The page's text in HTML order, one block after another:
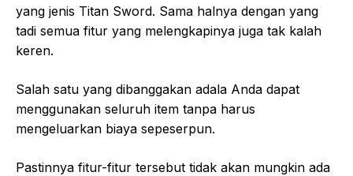
yang jenis Titan Sword. Sama halnya dengan yang
tadi semua fitur yang melengkapinya juga tak kalah
keren.
Salah satu yang dibanggakan adala Anda dapat
menggunakan seluruh item tanpa harus
mengeluarkan biaya sepeserpun.
Pastinnya fitur-fitur tersebut tidak akan mungkin ada